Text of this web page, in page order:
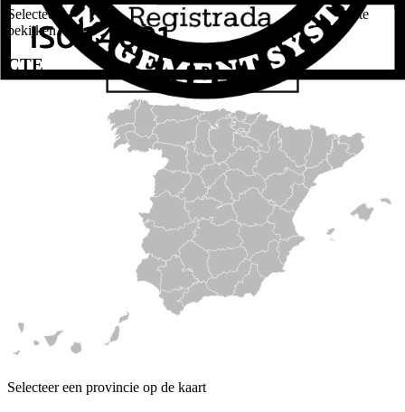
Selecteer op de kaart om kenmerken in de onderstaande tabel te
bekijken.
CTE
Selecteer een provincie op de kaart